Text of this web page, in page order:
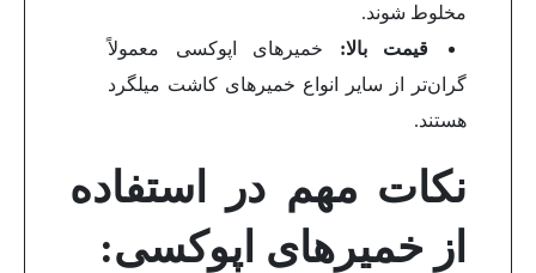
مخلوط شوند.
قیمت بالا: خمیرهای اپوکسی معمولاً
گران‌تر از سایر انواع خمیرهای کاشت میلگرد
هستند.
نکات مهم در استفاده
از خمیرهای اپوکسی: